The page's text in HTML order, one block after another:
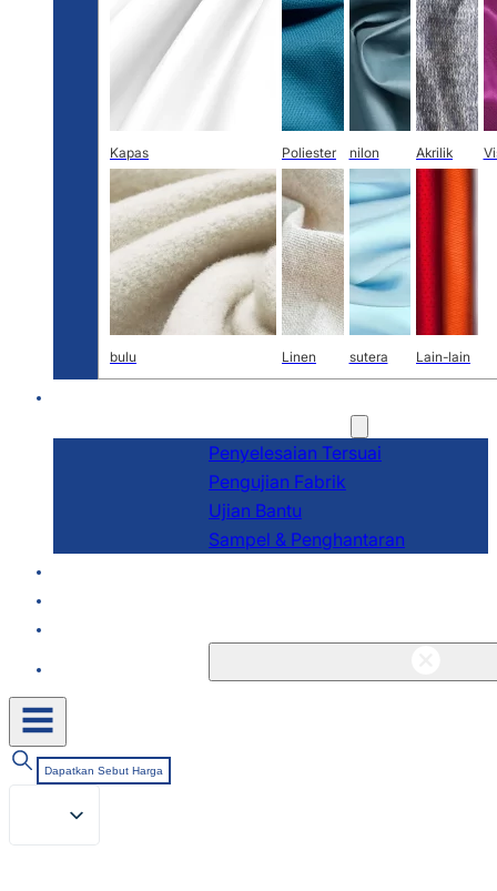
Kapas Poliester nilon Akrilik
bulu Linen sutera Lain-lain
Penyelesaian Tersuai
Pengujian Fabrik
Ujian Bantu
Sampel & Penghantaran
Dapatkan Sebut Harga